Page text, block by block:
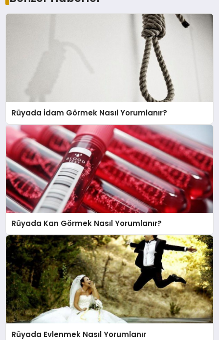
Rüyada İdam Görmek Nasıl Yorumlanır?
Rüyada Kan Görmek Nasıl Yorumlanır?
Rüyada Evlenmek Nasıl Yorumlanır